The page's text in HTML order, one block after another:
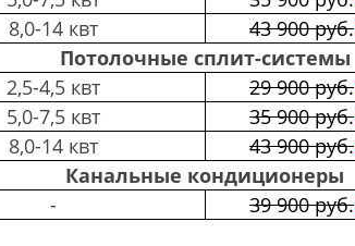
8,0-14 квт
43 900 руб.
Потолочные сплит-системы
2,5-4,5 квт
29 900 руб.
5,0-7,5 квт
35 900 руб.
8,0-14 квт
43 900 руб.
Канальные кондиционеры
-
39 900 руб.